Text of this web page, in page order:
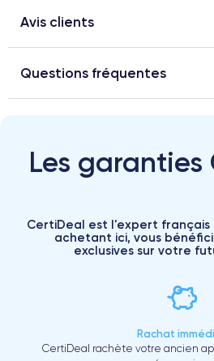
Avis clients
Questions fréquentes
Les garanties
CertiDeal est l'expert français
achetant ici, vous
exclusives sur votre
Rachat
CertiDeal rachète votre ancien